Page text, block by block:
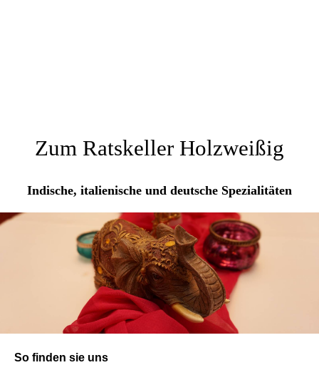
Zum Ratskeller Holzweißig
Indische, italienische und deutsche Spezialitäten
So finden sie uns